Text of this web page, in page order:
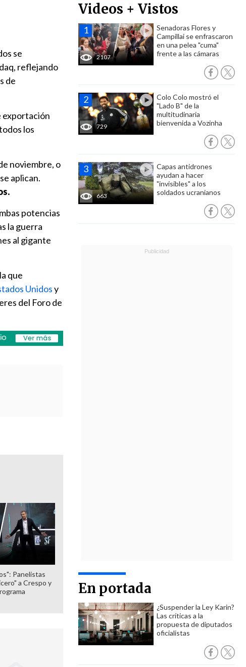
Videos + Vistos
2107
Senadoras Flores y
Campillai se enfrascaron
en una pelea "cuma"
frente a las cámaras
729
Colo Colo mostró el
"Lado B" de la
multitudinaria
bienvenida a Vozinha
663
Capas antidrones
ayudan a hacer
"invisibles" a los
soldados ucranianos
En portada
¿Suspender la Ley Karin?
Las críticas a la
propuesta de diputados
oficialistas
se
reflejando
de
exportación
los
noviembre, o
aplican.
potencias
la guerra
al gigante
que
Unidosy
del Foro de
Panelistas
a Crespo y